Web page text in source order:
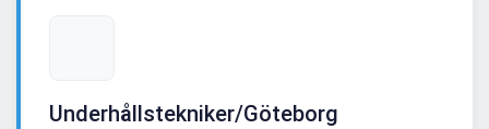
Underhållstekniker/Göteborg